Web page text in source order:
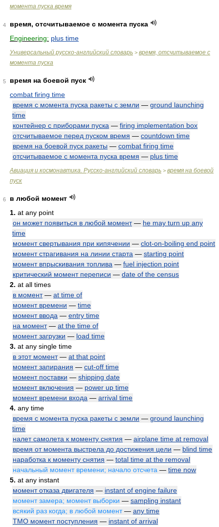
момента пуска время
4
время, отсчитываемое с момента пуска
Engineering: plus time
Универсальный русско-английский словарь > время, отсчитываемое с
момента пуска
5
время на боевой пуск
combat firing time
время с момента пуска ракеты с земли — ground launching
time
контейнер с приборами пуска — firing implementation box
отсчитываемое перед пуском время — countdown time
время на боевой пуск ракеты — combat firing time
отсчитываемое с момента пуска время — plus time
Авиация и космонавтика. Русско-английский словарь > время на боевой
пуск
6
в любой момент
1. at any point
он может появиться в любой момент— he may turn up any
time
момент свертывания при кипячении — clot-on-boiling end point
момент страгивания на линии старта — starting point
момент впрыскивания топлива — fuel injection point
критический момент переписи — date of the census
2. at all times
в момент— at time of
момент времени — time
момент ввода — entry time
на момент— at the time of
момент загрузки — load time
3. at any single time
в этот момент— at that point
момент запирания — cut-off time
момент поставки — shipping date
момент включения — power up time
момент времени входа — arrival time
4. any time
время с момента пуска ракеты с земли — ground launching
time
налет самолета к моменту снятия — airplane time at removal
время от момента выстрела до достижения цели — blind time
наработка к моменту снятия — total time at the removal
начальный момент времени; начало отсчета — time now
5. at any instant
момент отказа двигателя — instant of engine failure
момент замера; момент выборки — sampling instant
всякий раз когда; в любой момент— any time
ТМО момент поступления — instant of arrival